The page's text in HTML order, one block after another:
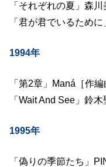
「それぞれの夏」森川
「君が君でいるため
1994年
「第2章」Maná［作編
「Wait And See」鈴
1995年
「偽りの季節たち」